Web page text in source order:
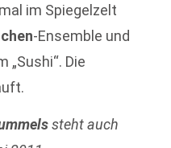
im Spiegelzelt
-Ensemble und
„Sushi“. Die
steht auch